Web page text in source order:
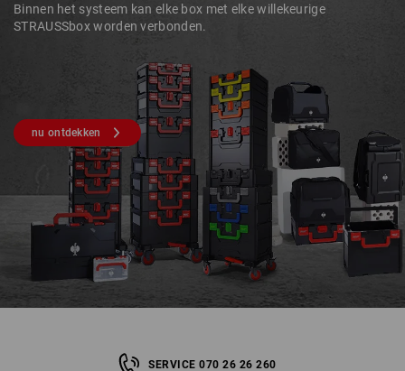
Binnen het systeem kan elke box met elke willekeurige
STRAUSSbox worden verbonden.
nu ontdekken
SERVICE 070 26 26 260